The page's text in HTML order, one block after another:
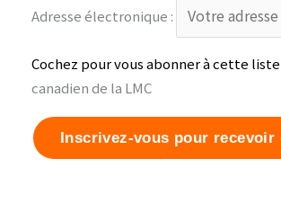
Adresse électronique :
Cochez pour vous abonner à cette liste
canadien de la LMC